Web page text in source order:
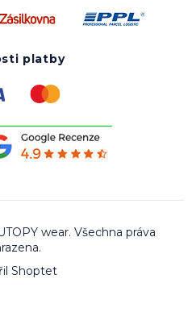
platby
Shoptet
wear. Všechna práva